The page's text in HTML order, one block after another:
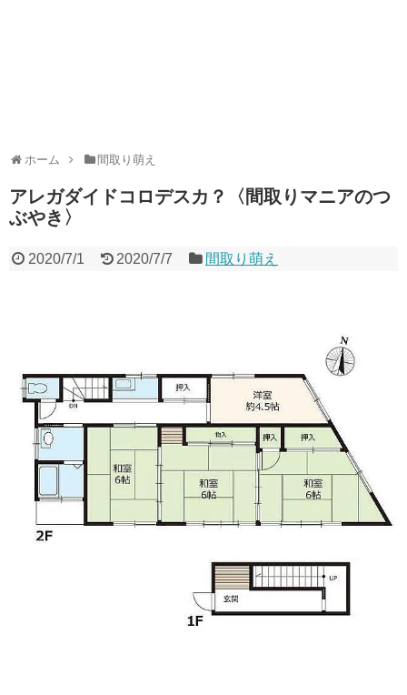
ホーム 間取り萌え
アレガダイドコロデスカ？〈間取りマニアのつ
ぶやき〉
2020/7/1 2020/7/7 間取り萌え